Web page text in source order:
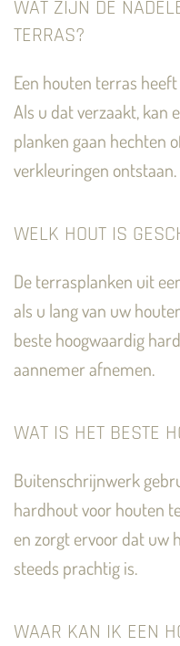
WAT ZIJN DE
TERRAS?
Een houten terras
Als u dat verzaakt, kan
planken gaan hechten
verkleuringen ontstaan.
WELK HOUT IS
De terrasplanken uit
als u lang van uw
beste hoogwaardig
aannemer afnemen.
WAT IS HET BESTE
Buitenschrijnwerk
hardhout voor houten
en zorgt ervoor dat uw
steeds prachtig is.
WAAR KAN IK EEN